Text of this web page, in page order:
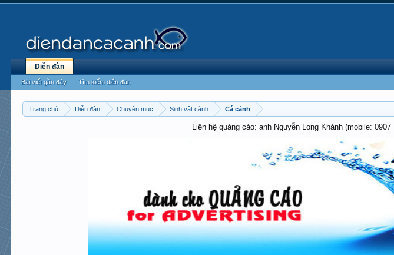
Trang chủ Diễn đàn Chuyên mục Sinh vật cảnh Cá cảnh
Liên hệ quảng cáo: anh Nguyễn Long Khánh (mobile:
Diễn đàn
Bài viết gần đây Tìm kiếm diễn đàn